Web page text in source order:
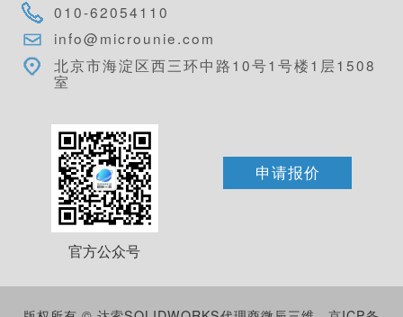
010-62054110
info@microunie.com
北京市海淀区西三环中路10号1号楼1层1508
室
官方公众号
申请报价